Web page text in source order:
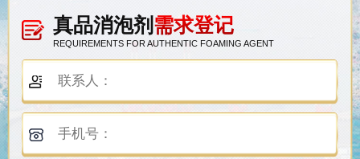
真品消泡剂 需求登记
REQUIREMENTS FOR AUTHENTIC FOAMING AGENT